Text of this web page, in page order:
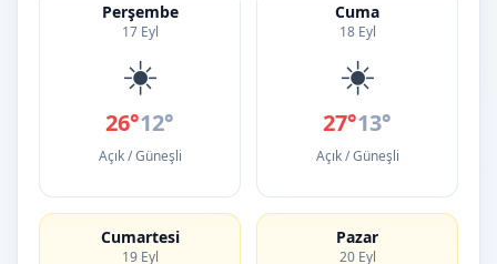
Perşembe
17 Eyl
☀️
26°12°
Açık / Güneşli
Cuma
18 Eyl
☀️
27°13°
Açık / Güneşli
Cumartesi
19 Eyl
Pazar
20 Eyl